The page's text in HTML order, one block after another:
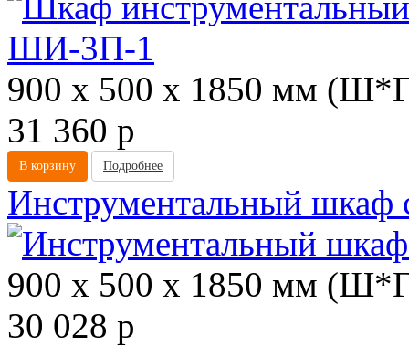
900 х 500 х 1850 мм
31 360 p
В корзину Подробнее
Инструментальный
900 х 500 х 1850 мм
30 028 p